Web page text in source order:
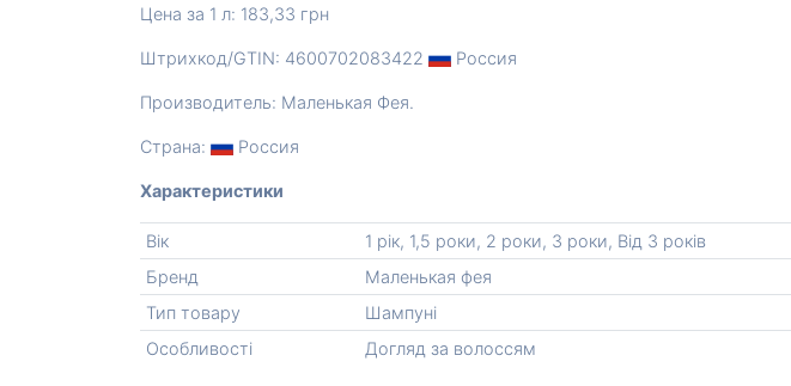
Цена за 1 л: 183,33 грн
Штрихкод/GTIN: 4600702083422 Россия
Производитель: Маленькая Фея.
Страна: Россия
Характеристики
Вік
1 рік, 1,5 роки, 2 роки, 3 роки, Від 3 років
Бренд
Маленькая фея
Тип товару
Шампуні
Особливості
Догляд за волоссям